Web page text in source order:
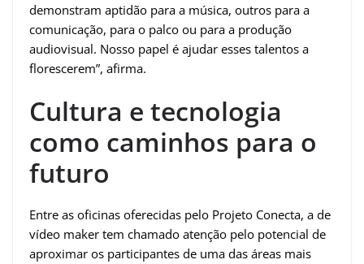
demonstram aptidão para a música, outros para a
comunicação, para o palco ou para a produção
audiovisual. Nosso papel é ajudar esses talentos a
florescerem”, afirma.
Cultura e tecnologia
como caminhos para o
futuro
Entre as oficinas oferecidas pelo Projeto Conecta, a de
vídeo maker tem chamado atenção pelo potencial de
aproximar os participantes de uma das áreas mais